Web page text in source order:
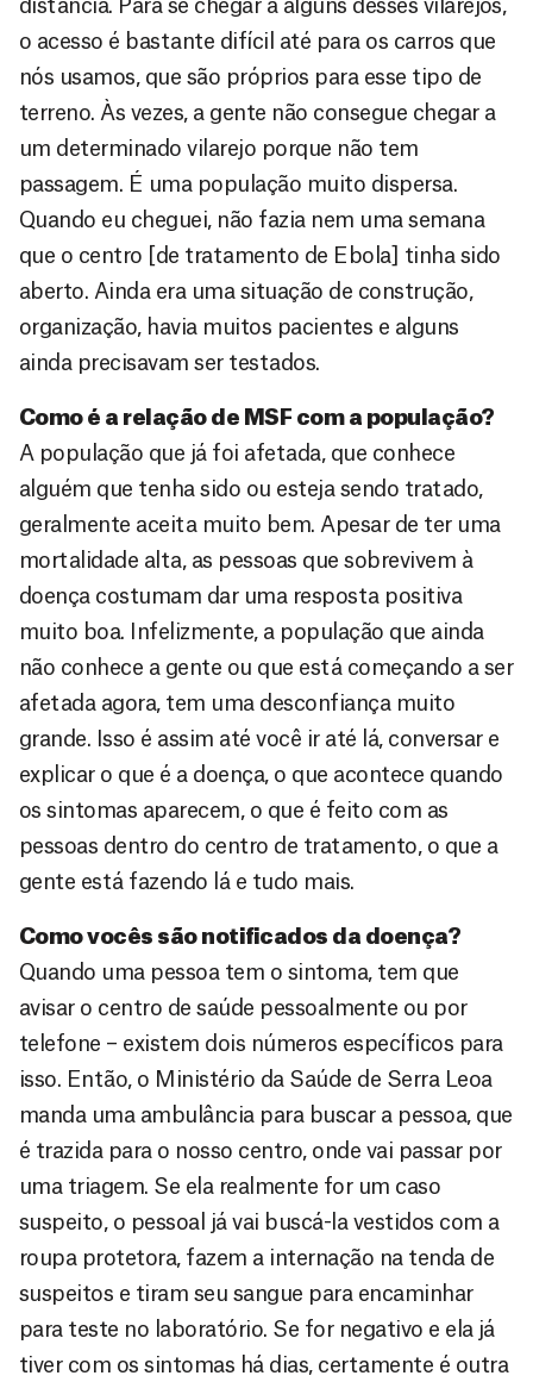
distância. Para se chegar a alguns desses vilarejos,
o acesso é bastante difícil até para os carros que
nós usamos, que são próprios para esse tipo de
terreno. Às vezes, a gente não consegue chegar a
um determinado vilarejo porque não tem
passagem. É uma população muito dispersa.
Quando eu cheguei, não fazia nem uma semana
que o centro [de tratamento de Ebola] tinha sido
aberto. Ainda era uma situação de construção,
organização, havia muitos pacientes e alguns
ainda precisavam ser testados.
Como é a relação de MSF com a população?
A população que já foi afetada, que conhece
alguém que tenha sido ou esteja sendo tratado,
geralmente aceita muito bem. Apesar de ter uma
mortalidade alta, as pessoas que sobrevivem à
doença costumam dar uma resposta positiva
muito boa. Infelizmente, a população que ainda
não conhece a gente ou que está começando a ser
afetada agora, tem uma desconfiança muito
grande. Isso é assim até você ir até lá, conversar e
explicar o que é a doença, o que acontece quando
os sintomas aparecem, o que é feito com as
pessoas dentro do centro de tratamento, o que a
gente está fazendo lá e tudo mais.
Como vocês são notificados da doença?
Quando uma pessoa tem o sintoma, tem que
avisar o centro de saúde pessoalmente ou por
telefone – existem dois números específicos para
isso. Então, o Ministério da Saúde de Serra Leoa
manda uma ambulância para buscar a pessoa, que
é trazida para o nosso centro, onde vai passar por
uma triagem. Se ela realmente for um caso
suspeito, o pessoal já vai buscá-la vestidos com a
roupa protetora, fazem a internação na tenda de
suspeitos e tiram seu sangue para encaminhar
para teste no laboratório. Se for negativo e ela já
tiver com os sintomas há dias, certamente é outra